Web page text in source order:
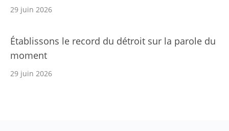
29 juin 2026
Établissons le record du détroit sur la parole du
moment
29 juin 2026